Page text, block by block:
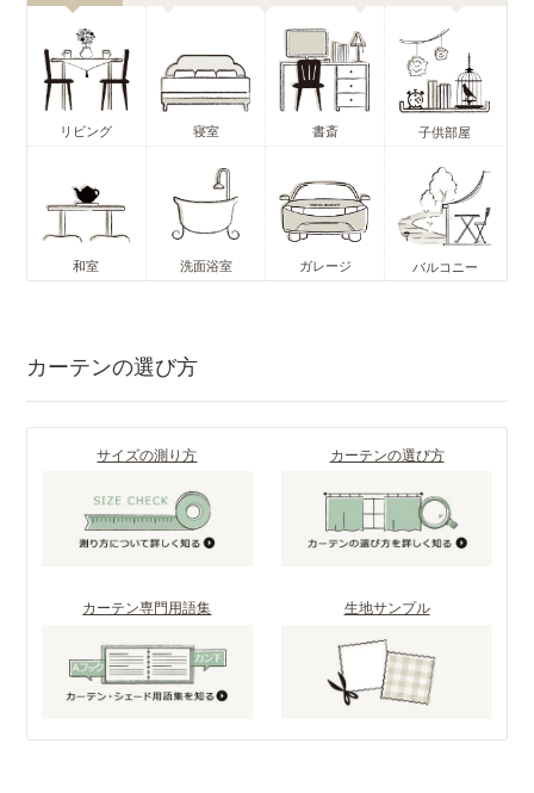
リビング 寝室 書斎 子供部屋
和室 洗面浴室 ガレージ バルコニー
カーテンの選び方
サイズの測り方 カーテンの選び方
カーテン専門用語集 生地サンプル